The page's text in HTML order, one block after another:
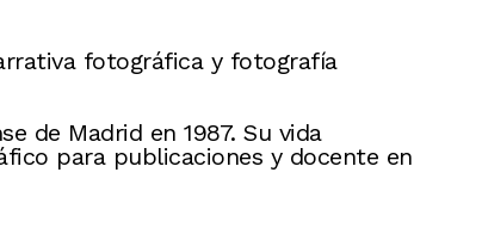
fotográfica y fotografía
de Madrid en 1987. Su vida
para publicaciones y docente en